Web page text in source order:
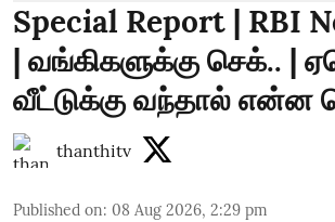
Special Report | RBI
| வங்கிகளுக்கு செக்.. |
வீட்டுக்கு வந்தால் என்ன
thanthitv
Published on: 08 Aug 2026, 2:29 pm